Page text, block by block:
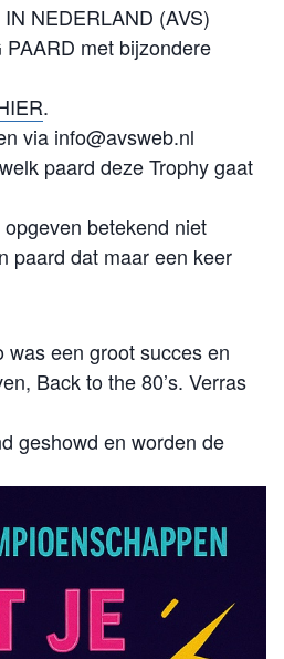
NEDERLAND (AVS)
met bijzondere
.
via info@avsweb.nl
paard deze Trophy gaat
betekend niet
paard dat maar een keer
een groot succes en
Back to the 80’s. Verras
geshowd en worden de